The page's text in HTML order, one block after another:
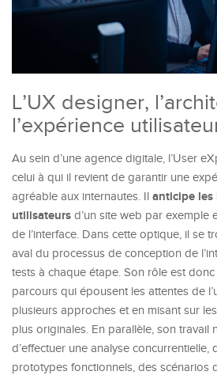
L’UX designer,
l’expérience
Au sein d’une agence digitale, l’User
celui à qui il revient de garantir une
agréable aux internautes. Il anticipe les
utilisateurs d’un site web par exemple
de l’interface. Dans cette optique, il se
aval du processus de conception de
tests à chaque étape. Son rôle est
parcours qui épousent les attentes de
plusieurs approches et en misant sur
plus originales. En parallèle, son travail
d’effectuer une analyse concurrentielle,
prototypes fonctionnels, des scénarios